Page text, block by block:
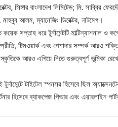
সিঙ্গার বাংলাদেশ লিমিটেড; মি.
মাহবুব আলম, ম্যানেজিং ডিরেক্টর, নাটমেগ।
সপ্তাহ ধরে টুর্নামেন্টটি মাল্টিন্যাশনাল ও
টিমওয়ার্ক এবং পেশাদার সম্পর্ক আরও
আরও এগিয়ে নিতে গুরুত্বপূর্ণ ভূমিকা
টাইটেল স্পনসর হিসেবে ছিল
হিসেবে ব্যাকপেজ পিআর এবং এয়ারলাইন